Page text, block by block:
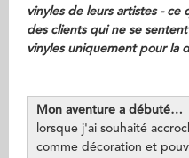
vinyles de leurs artistes - ce
des clients qui ne se
vinyles uniquement pour la
Mon aventure a débuté…
lorsque j'ai souhaité
comme décoration et